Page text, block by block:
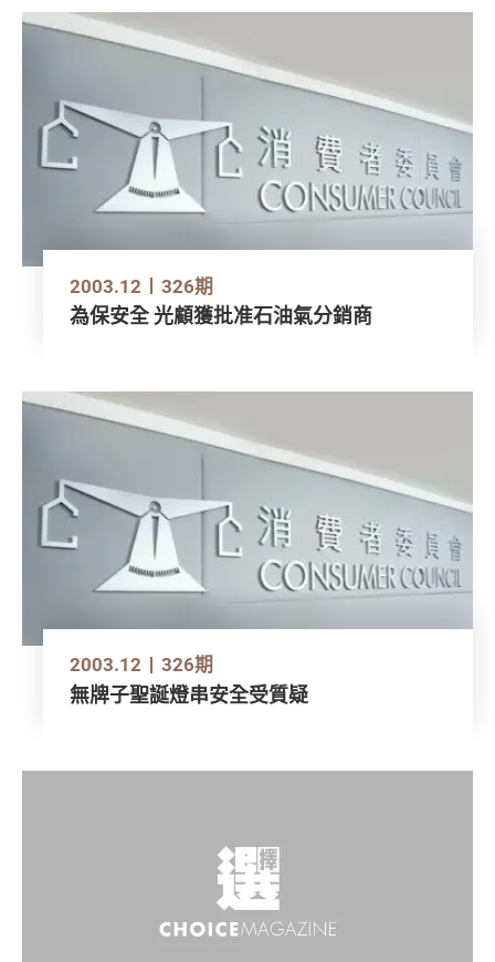
2003.12 326期
為保安全 光顧獲批准石油氣分銷商
2003.12 326期
無牌子聖誕燈串安全受質疑